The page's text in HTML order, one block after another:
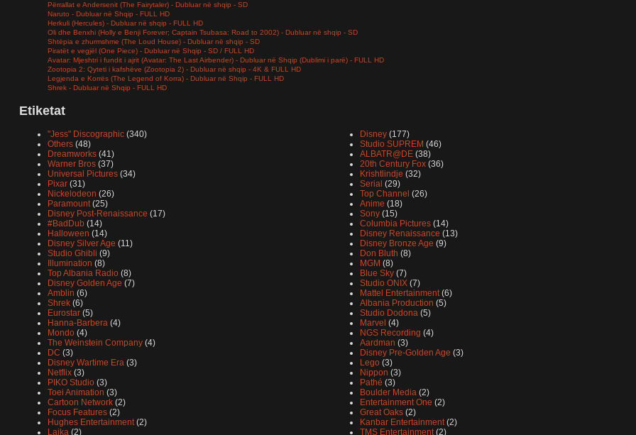
Përrallat e Andersenit (The Fairytaler) - Dubluar në shqip - SD
Naruto - Dubluar në Shqip - FULL HD
Herkuli (Hercules) - Dubluar në shqip - FULL HD
Oli dhe Benxhi (Holly e Benji Forever; Captain Tsubasa: Road to 2002) - Dubluar në shqip - SD
Shtëpia e zhurmshme (The Loud House) - Dubluar në shqip - SD
Piratët e vegjël (One Piece) - Dubluar në Shqip - SD / FULL HD
Avatar: Mjeshtri i fundit i ajrit (Avatar: The Last Airbender) - Dubluar në Shqip (Dublimi i parë) - FULL HD
Zootopia 2: Qyteti i kafshëve (Zootopia 2) - Dubluar në shqip - 4K & FULL HD
Legjenda e Korrës (The Legend of Korra) - Dubluar në Shqip - FULL HD
Shrek - Dubluar në Shqip - FULL HD
Etiketat
"Jess" Discographic (340) Disney (177)
Others (48) Studio SUPREM (46)
Dreamworks (41) ALBATR@DE (38)
Warner Bros (37) 20th Century Fox (36)
Universal Pictures (34) Krishtlindje (32)
Pixar (31) Serial (29)
Nickelodeon (26) Top Channel (26)
Paramount (25) Anime (18)
Disney Post-Renaissance (17) Sony (15)
#BadDub (14) Columbia Pictures (14)
Halloween (14) Disney Renaissance (13)
Disney Silver Age (11) Disney Bronze Age (9)
Studio Ghibli (9) Don Bluth (8)
Illumination (8) MGM (8)
Top Albania Radio (8) Blue Sky (7)
Disney Golden Age (7) Studio ONIX (7)
Amblin (6) Mattel Entertainment (6)
Shrek (6) Albania Production (5)
Eurostar (5) Studio Dodona (5)
Hanna-Barbera (4) Marvel (4)
Mondo (4) NGS Recording (4)
The Weinstein Company (4) Aardman (3)
DC (3) Disney Pre-Golden Age (3)
Disney Wartime Era (3) Lego (3)
Netflix (3) Nippon (3)
PIKO Studio (3) Pathé (3)
Toei Animation (3) Boulder Media (2)
Cartoon Network (2) Entertainment One (2)
Focus Features (2) Great Oaks (2)
Hughes Entertainment (2) Kanbar Entertainment (2)
Laika (2) TMS Entertainment (2)